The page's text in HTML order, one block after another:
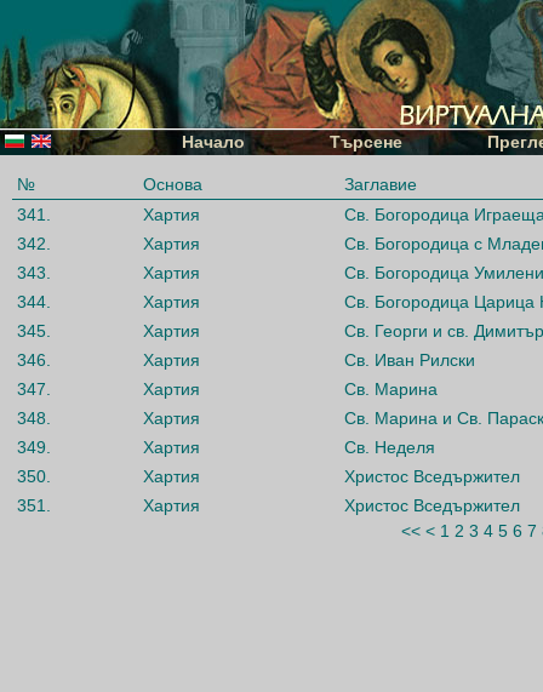
Начало Търсене
№ Основа
Заглавие
341.
Хартия
Св. Богородица
342.
Хартия
Св. Богородица с
343.
Хартия
Св. Богородица
344.
Хартия
Св. Богородица Царица
345.
Хартия
Св. Георги и св. Димитър
346.
Хартия
Св. Иван Рилски
347.
Хартия
Св. Марина
348.
Хартия
Св. Марина и Св.
349.
Хартия
Св. Неделя
350.
Хартия
Христос Вседържител
351.
Хартия
Христос Вседържител
<< < 1 2 3 4 5 6 7